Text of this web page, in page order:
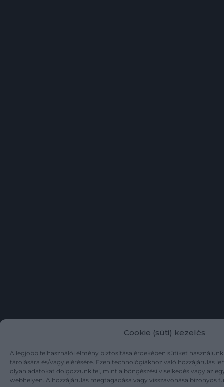
Cookie (süti) kezelés
A legjobb felhasználói élmény biztosítása érdekében sütiket
tárolására és/vagy elérésére. Ezen technológiákhoz való hozzájárulás
olyan adatokat dolgozzunk fel, mint a böngészési viselkedés vagy az
webhelyen. A hozzájárulás megtagadása vagy visszavonása bizonyos